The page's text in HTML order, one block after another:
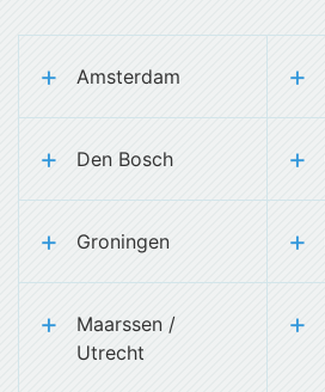
Amsterdam
Den Bosch
Groningen
Maarssen /
Utrecht